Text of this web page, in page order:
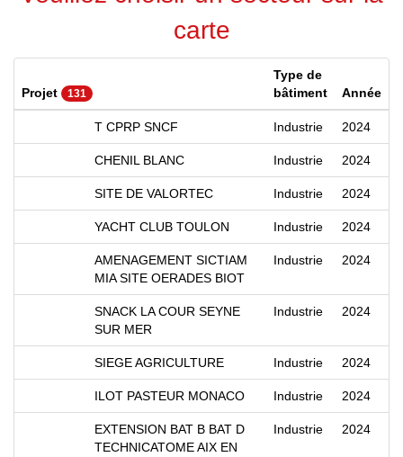
carte
Projet 131
Type de
bâtiment
Année
T CPRP SNCF Industrie 2024
CHENIL BLANC Industrie 2024
SITE DE VALORTEC Industrie 2024
YACHT CLUB TOULON Industrie 2024
AMENAGEMENT SICTIAM
MIA SITE OERADES BIOT
Industrie 2024
SNACK LA COUR SEYNE
SUR MER
Industrie 2024
SIEGE AGRICULTURE Industrie 2024
ILOT PASTEUR MONACO Industrie 2024
EXTENSION BAT B BAT D
TECHNICATOME AIX EN
Industrie 2024